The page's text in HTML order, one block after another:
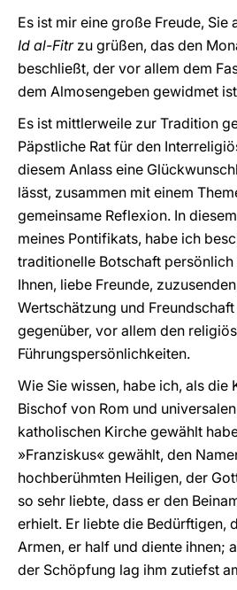
Es ist mir eine große Freude, Sie
Id al-Fitr zu grüßen, das den
beschließt, der vor allem dem
dem Almosengeben gewidmet
Es ist mittlerweile zur Tradition
Päpstliche Rat für den
diesem Anlass eine
lässt, zusammen mit einem
gemeinsame Reflexion. In
meines Pontifikats, habe ich
traditionelle Botschaft
Ihnen, liebe Freunde,
Wertschätzung und
gegenüber, vor allem den
Führungspersönlichkeiten.
Wie Sie wissen, habe ich, als die
Bischof von Rom und
katholischen Kirche gewählt
»Franziskus« gewählt, den
hochberühmten Heiligen, der
so sehr liebte, dass er den
erhielt. Er liebte die Bedürftigen,
Armen, er half und diente ihnen;
der Schöpfung lag ihm zutiefst